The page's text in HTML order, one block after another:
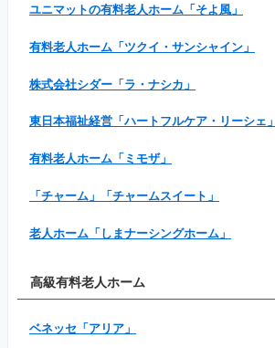
ユニマットの有料老人ホーム「そよ風」
有料老人ホーム「ツクイ・サンシャイン」
株式会社シダー「ラ・ナシカ」
東日本福祉経営「ハートフルケア・リーシェ」
有料老人ホーム「ミモザ」
「チャーム」「チャームスイート」
老人ホーム「しまナーシングホーム」
高級有料老人ホーム
ベネッセ「アリア」